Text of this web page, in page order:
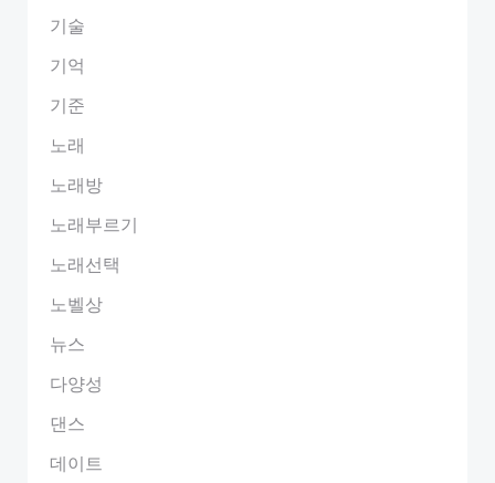
기술
기억
기준
노래
노래방
노래부르기
노래선택
노벨상
뉴스
다양성
댄스
데이트